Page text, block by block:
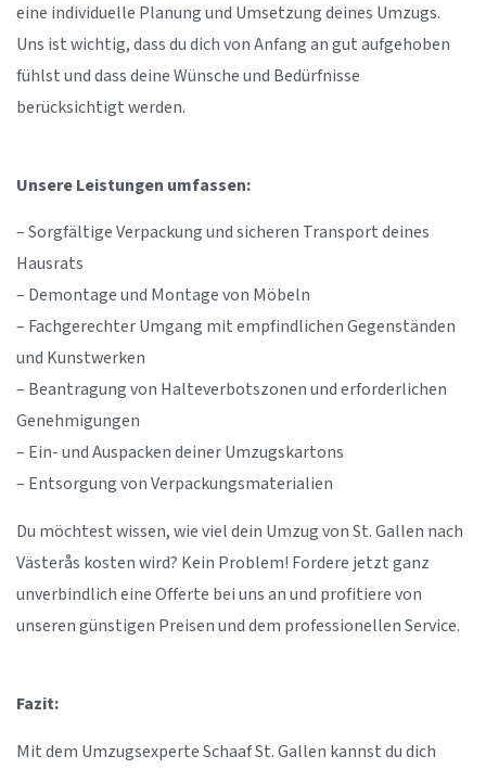
eine individuelle Planung und Umsetzung deines Umzugs.
Uns ist wichtig, dass du dich von Anfang an gut aufgehoben
fühlst und dass deine Wünsche und Bedürfnisse
berücksichtigt werden.
Unsere Leistungen umfassen:
– Sorgfältige Verpackung und sicheren Transport deines
Hausrats
– Demontage und Montage von Möbeln
– Fachgerechter Umgang mit empfindlichen Gegenständen
und Kunstwerken
– Beantragung von Halteverbotszonen und erforderlichen
Genehmigungen
– Ein- und Auspacken deiner Umzugskartons
– Entsorgung von Verpackungsmaterialien
Du möchtest wissen, wie viel dein Umzug von St. Gallen nach
Västerås kosten wird? Kein Problem! Fordere jetzt ganz
unverbindlich eine Offerte bei uns an und profitiere von
unseren günstigen Preisen und dem professionellen Service.
Fazit:
Mit dem Umzugsexperte Schaaf St. Gallen kannst du dich